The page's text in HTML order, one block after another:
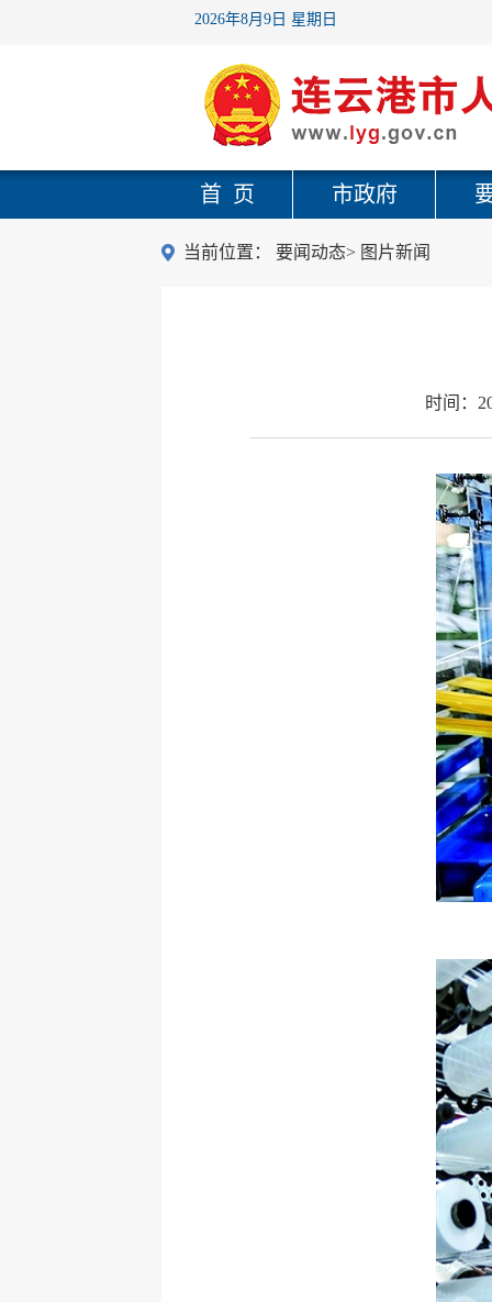
2026年8月9日 星期日
首 页 市政府
当前位置： 要闻动态> 图片新闻
时间：